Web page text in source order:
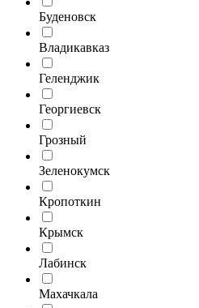
Буденовск
Владикавказ
Геленджик
Георгиевск
Грозный
Зеленокумск
Кропоткин
Крымск
Лабинск
Махачкала